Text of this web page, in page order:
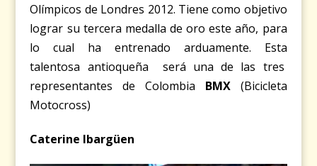
Olímpicos de Londres 2012. Tiene como objetivo
lograr su tercera medalla de oro este año, para
lo cual ha entrenado arduamente. Esta
talentosa antioqueña será una de las tres
representantes de Colombia BMX
(Bicicleta
Motocross)
Caterine Ibargüen